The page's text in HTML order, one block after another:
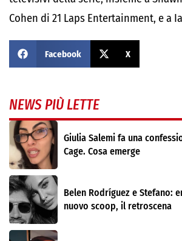
Cohen di 21 Laps Entertainment, e a
Facebook X
NEWS PIÙ LETTE
Giulia Salemi fa una
Cage. Cosa emerge
Belen Rodríguez e Stefano:
nuovo scoop, il retroscena